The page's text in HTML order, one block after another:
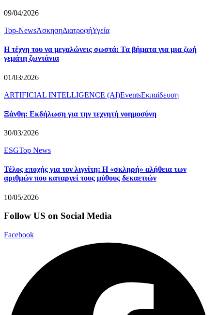
09/04/2026
Top-NewsΆσκησηΔιατροφήΥγεία
Η τέχνη του να μεγαλώνεις σωστά: Τα βήματα για μια ζωή
γεμάτη ζωντάνια
01/03/2026
ARTIFICIAL INTELLIGENCE (AI)EventsΕκπαίδευση
Ξάνθη: Εκδήλωση για την τεχνητή νοημοσύνη
30/03/2026
ESGTop News
Τέλος εποχής για τον λιγνίτη: Η «σκληρή» αλήθεια των
αριθμών που καταργεί τους μύθους δεκαετιών
10/05/2026
Follow US on Social Media
Facebook